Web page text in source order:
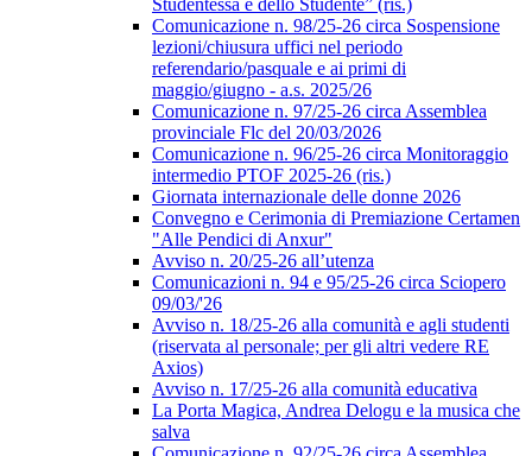
Studentessa e dello Studente” (ris.)
Comunicazione n. 98/25-26 circa Sospensione
lezioni/chiusura uffici nel periodo
referendario/pasquale e ai primi di
maggio/giugno - a.s. 2025/26
Comunicazione n. 97/25-26 circa Assemblea
provinciale Flc del 20/03/2026
Comunicazione n. 96/25-26 circa Monitoraggio
intermedio PTOF 2025-26 (ris.)
Giornata internazionale delle donne 2026
Convegno e Cerimonia di Premiazione Certamen
"Alle Pendici di Anxur"
Avviso n. 20/25-26 all’utenza
Comunicazioni n. 94 e 95/25-26 circa Sciopero
09/03/'26
Avviso n. 18/25-26 alla comunità e agli studenti
(riservata al personale; per gli altri vedere RE
Axios)
Avviso n. 17/25-26 alla comunità educativa
La Porta Magica, Andrea Delogu e la musica che
salva